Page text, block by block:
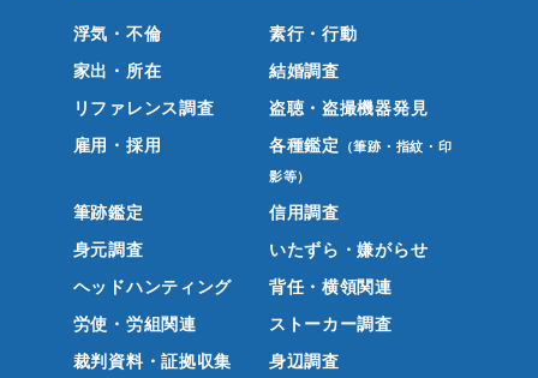
浮気・不倫
素行・行動
家出・所在
結婚調査
リファレンス調査
盗聴・盗撮機器発見
雇用・採用
各種鑑定 （筆跡・指紋・印
影等）
筆跡鑑定
信用調査
身元調査
いたずら・嫌がらせ
ヘッドハンティング
背任・横領関連
労使・労組関連
ストーカー調査
裁判資料・証拠収集
身辺調査